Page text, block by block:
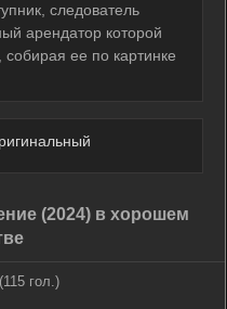
следователь
арендатор которой
ее по картинке
(2024) в хорошем
115гол.)